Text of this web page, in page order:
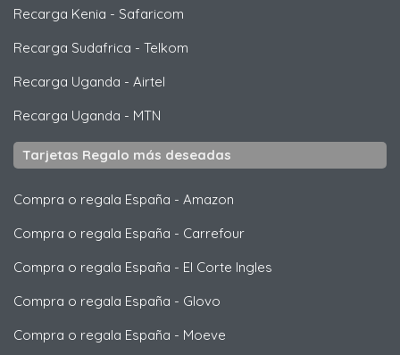
Recarga Kenia - Safaricom
Recarga Sudafrica - Telkom
Recarga Uganda - Airtel
Recarga Uganda - MTN
Tarjetas Regalo más deseadas
Compra o regala España - Amazon
Compra o regala España - Carrefour
Compra o regala España - El Corte Ingles
Compra o regala España - Glovo
Compra o regala España - Moeve